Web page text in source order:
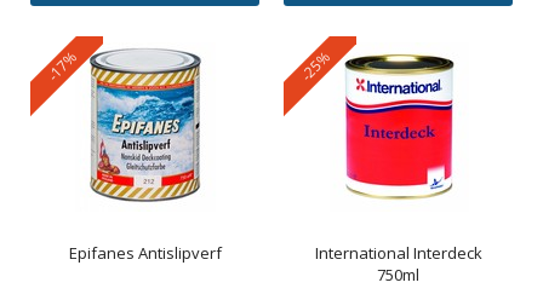
-17%
Epifanes Antislipverf
-25%
International Interdeck
750ml